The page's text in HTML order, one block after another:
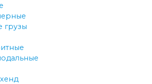
грузы